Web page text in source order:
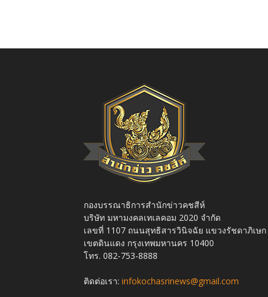
กองบรรณาธิการสำนักข่าวคชสีห์
บริษัท มหามงคลเทเลคอม 2020 จำกัด
เลขที่ 1107 ถนนสุทธิสารวินิจฉัย แขวงรัชดาภิเษก
เขตดินแดง กรุงเทพมหานคร 10400
โทร. 082-753-8888
ติดต่อเรา: infokochasrinews@gmail.com